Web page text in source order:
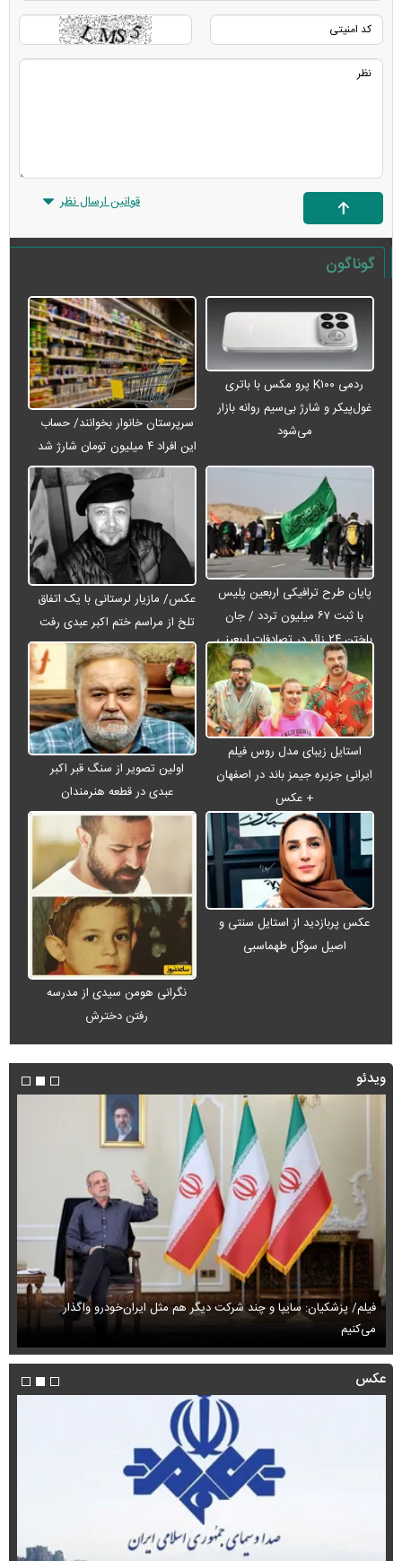
قوانین ارسال نظر
گوناگون
ردمی K۱۰۰ پرو مکس با باتری
غول‌پیکر و شارژ بی‌سیم روانه بازار
می‌شود
سرپرستان خانوار بخوانند/ حساب
این افراد ۴ میلیون تومان شارژ شد
پایان طرح ترافیکی اربعین پلیس
با ثبت ۶۷ میلیون تردد / جان
باختن ۲۴ زائر در تصادفات اربعینی
عکس/ مازیار لرستانی با یک اتفاق
تلخ از مراسم ختم اکبر عبدی رفت
استایل زیبای مدل روس فیلم
ایرانی جزیره جیمز باند در اصفهان
+ عکس
اولین تصویر از سنگ قبر اکبر
عبدی در قطعه هنرمندان
عکس پربازدید از استایل سنتی و
اصیل سوگل طهماسبی
نگرانی هومن سیدی از مدرسه
رفتن دخترش
ویدئو
فیلم/ پزشکیان: سایپا و چند شرکت دیگر هم مثل ایران‌خودرو واگذار
می‌کنیم
عکس